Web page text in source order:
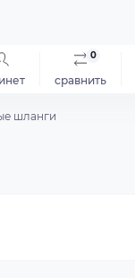
сравнить
0
шланги